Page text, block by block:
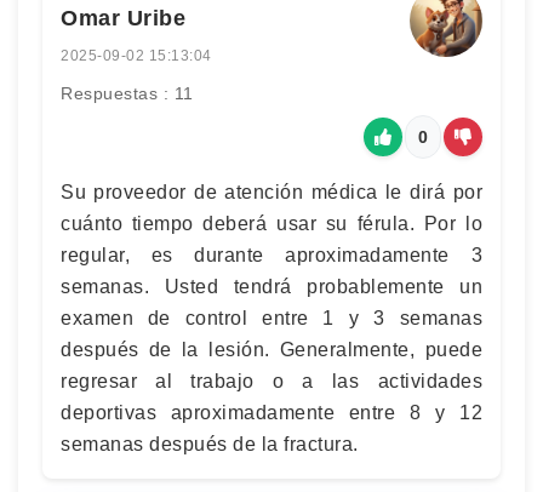
Omar Uribe
2025-09-02 15:13:04
Respuestas : 11
0
Su proveedor de atención médica le dirá por
cuánto tiempo deberá usar su férula. Por lo
regular, es durante aproximadamente 3
semanas. Usted tendrá probablemente un
examen de control entre 1 y 3 semanas
después de la lesión. Generalmente, puede
regresar al trabajo o a las actividades
deportivas aproximadamente entre 8 y 12
semanas después de la fractura.